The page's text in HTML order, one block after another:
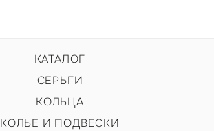
КАТАЛОГ
СЕРЬГИ
КОЛЬЦА
КОЛЬЕ И ПОДВЕСКИ